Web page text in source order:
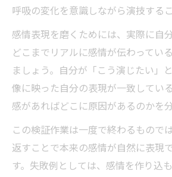
呼吸の変化を意識しながら演技する
感情表現を磨くためには、実際に自
どこまでリアルに感情が伝わってい
ましょう。自分が「こう演じたい」
像に映った自分の表現が一致してい
感があればどこに原因があるのかを分
この検証作業は一度で終わるもので
返すことで本来の感情が自然に表現
す。失敗例としては、感情を作り込